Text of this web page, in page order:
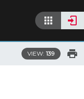
VIEW: 139